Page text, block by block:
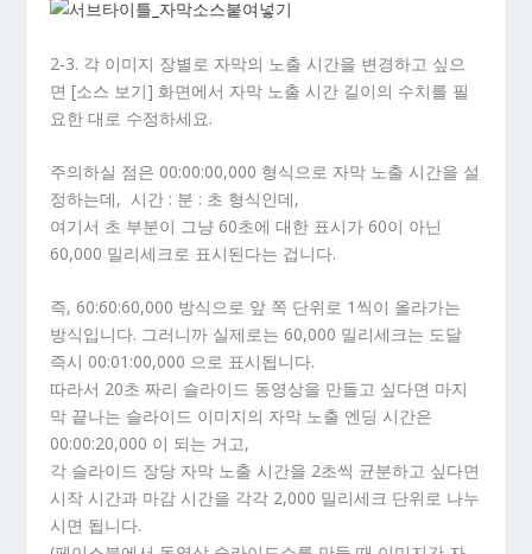
2-3. 각 이미지 장별로 자막의 노출 시간을 변경하고 싶으
면 [소스 보기] 화면에서 자막 노출 시간 길이의 수치를 필
요한 대로 수정하세요.
주의하실 점은 00:00:00,000 형식으로 자막 노출 시간을 설
정하는데, 시간 : 분 : 초 형식인데,
여기서 초 부분이 그냥 60초에 대한 표시가 60이 아닌
60,000 밀리세크로 표시된다는 겁니다.
즉, 60:60:60,000 방식으로 앞 쪽 단위로 1씩이 올라가는
방식입니다. 그러니까 실제로는 60,000 밀리세크는 도달
즉시 00:01:00,000 으로 표시됩니다.
따라서 20초 짜리 슬라이드 동영상을 만들고 싶다면 마지
막 끝나는 슬라이드 이미지의 자막 노출 엔딩 시간은
00:00:20,000 이 되는 거고,
각 슬라이드 장당 자막 노출 시간을 2초씩 균분하고 싶다면
시작 시간과 마감 시간을 각각 2,000 밀리세크 단위로 나누
시면 됩니다.